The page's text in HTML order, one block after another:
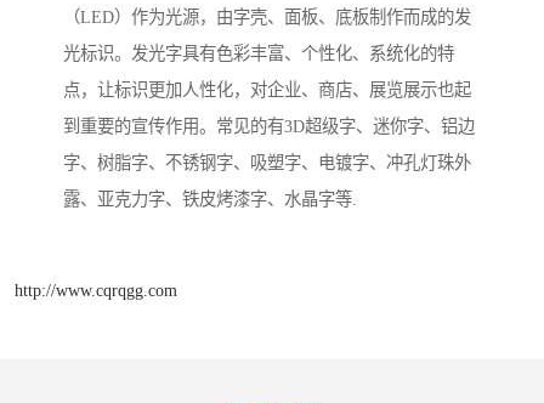
（LED）作为光源，由字壳、面板、底板制作而成的发
光标识。发光字具有色彩丰富、个性化、系统化的特
点，让标识更加人性化，对企业、商店、展览展示也起
到重要的宣传作用。常见的有3D超级字、迷你字、铝边
字、树脂字、不锈钢字、吸塑字、电镀字、冲孔灯珠外
露、亚克力字、铁皮烤漆字、水晶字等.
http://www.cqrqgg.com